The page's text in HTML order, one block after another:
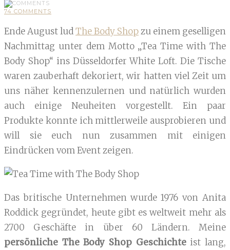
74 COMMENTS
Ende August ludThe Body Shopzu einem geselligen
Nachmittag unter dem Motto „Tea Time with The
Body Shop“ ins Düsseldorfer White Loft. Die Tische
waren zauberhaft dekoriert, wir hatten viel Zeit um
uns näher kennenzulernen und natürlich wurden
auch einige Neuheiten vorgestellt. Ein paar
Produkte konnte ich mittlerweile ausprobieren und
will sie euch nun zusammen mit einigen
Eindrücken vom Event zeigen.
Das britische Unternehmen wurde 1976 von Anita
Roddick gegründet, heute gibt es weltweit mehr als
2700 Geschäfte in über 60 Ländern. Meine
persönliche The Body Shop Geschichteist lang,